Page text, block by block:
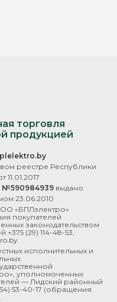
торговля
продукцией
реестре Республики
11.01.2017
№590984939выдано
23.06.2010
«БПЛэлектро»
покупателей
законодательством
+375 (29) 114-48-53
исполнительных и
уполномоченных
— Лидский районный
53-40-17 (обращения